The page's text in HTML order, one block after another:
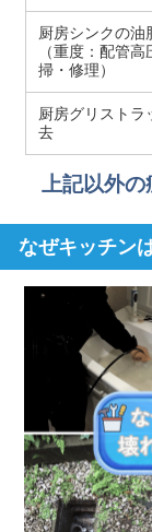
厨房シンクの油
（重度：配管
掃・修理）
厨房グリストラ
去
上記以外の
なぜキッチン